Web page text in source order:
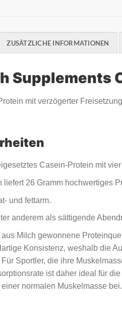
ZUSÄTZLICHE INFORMATIONEN
Supplements
mit verzögerter
Casein-Protein mit
liefert 26 Gramm hochwertiges
und fettarm.
anderem als sättigende
Milch gewonnene
Konsistenz, weshalb die
Sportler, die ihre
ist daher ideal für
normalen Muskelmasse bei.